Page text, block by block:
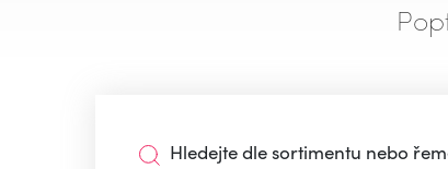
Hledejte dle sortimentu nebo